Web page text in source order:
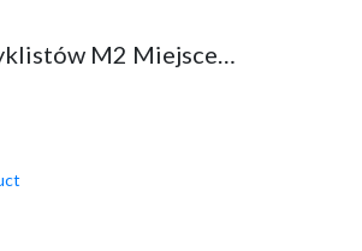
M2 Miejsce…